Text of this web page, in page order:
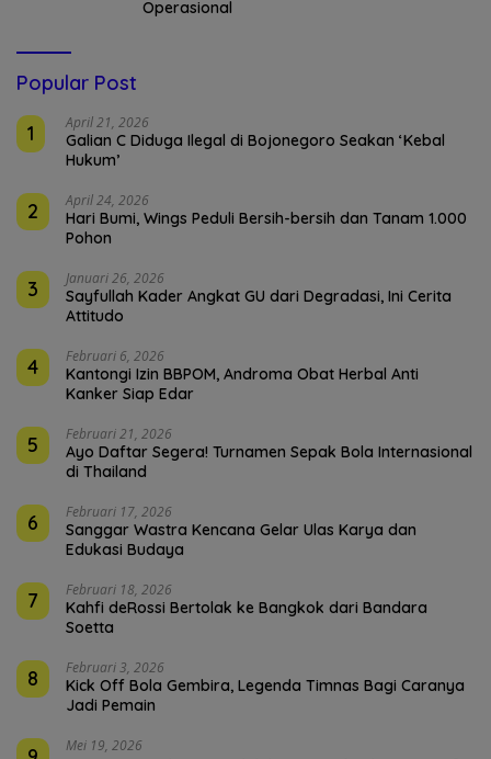
Operasional
Popular Post
1
April 21, 2026
Galian C Diduga Ilegal di Bojonegoro Seakan ‘Kebal
Hukum’
2 April 24, 2026
Hari Bumi, Wings Peduli Bersih-bersih dan Tanam 1.000
Pohon
3 Januari 26, 2026
Sayfullah Kader Angkat GU dari Degradasi, Ini Cerita
Attitudo
4 Februari 6, 2026
Kantongi Izin BBPOM, Androma Obat Herbal Anti
Kanker Siap Edar
5 Februari 21, 2026
Ayo Daftar Segera! Turnamen Sepak Bola Internasional
di Thailand
6 Februari 17, 2026
Sanggar Wastra Kencana Gelar Ulas Karya dan
Edukasi Budaya
7 Februari 18, 2026
Kahfi deRossi Bertolak ke Bangkok dari Bandara
Soetta
8 Februari 3, 2026
Kick Off Bola Gembira, Legenda Timnas Bagi Caranya
Jadi Pemain
Mei 19, 2026